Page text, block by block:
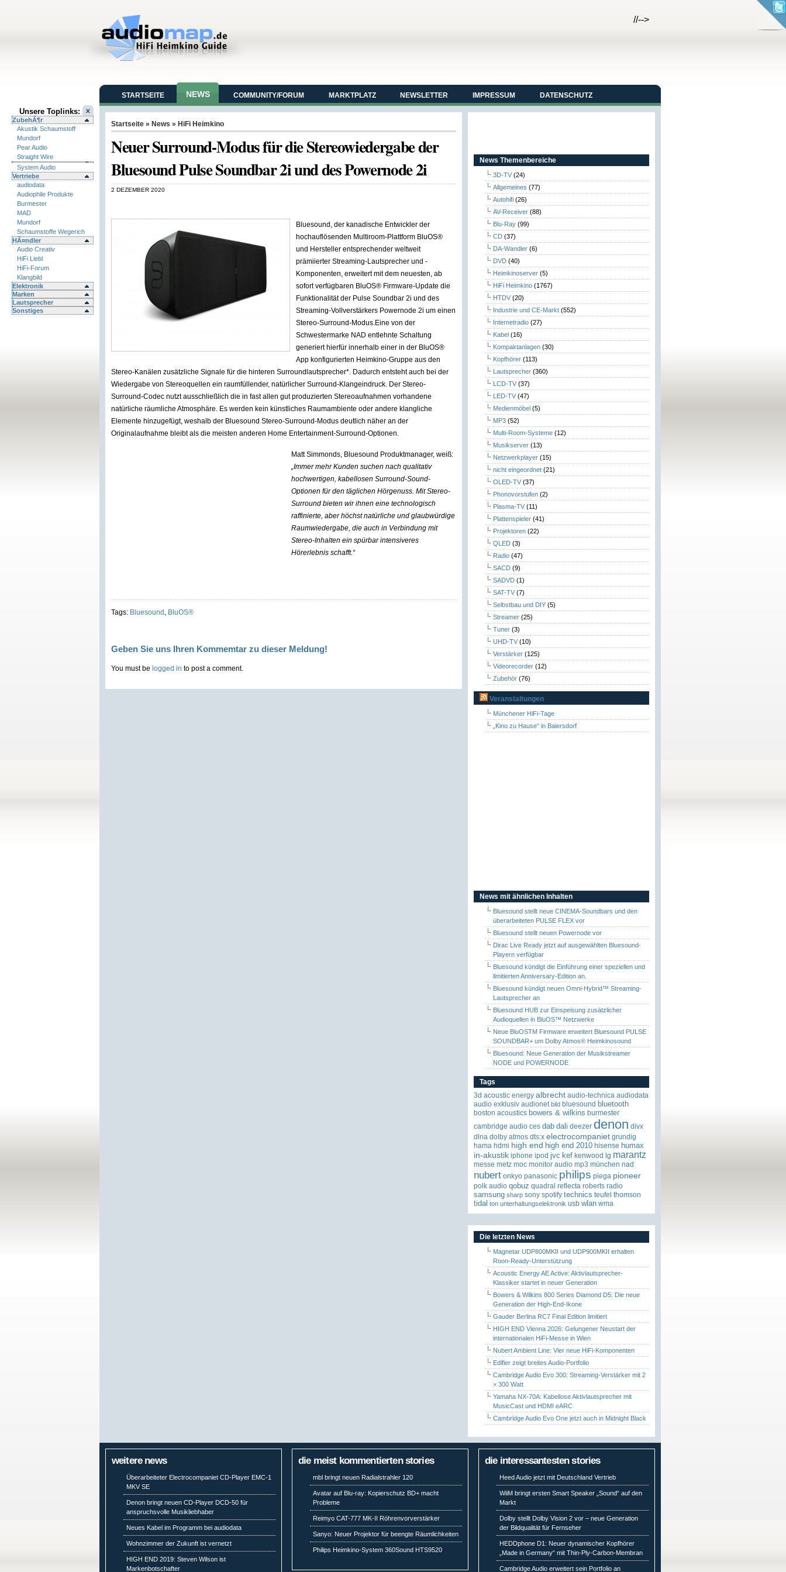
//-->
Unsere Toplinks:
ZubehÃ¶r
Akustik Schaumstoff
Mundorf
Pear Audio
Straight Wire
System Audio
Vertriebe
audiodata
Audiophile Produkte
Burmester
MAD
Mundorf
Schaumstoffe Wegerich
HÃ¤ndler
Audio Creativ
HiFi Liebl
HiFi-Forum
Klangbild
Elektronik
Marken
Lautsprecher
Sonstiges
STARTSEITE NEWS COMMUNITY/FORUM MARKTPLATZ NEWSLETTER IMPRESSUM DATENSCHUTZ
Startseite » News » HiFi Heimkino
Neuer Surround-Modus für die Stereowiedergabe der
Bluesound Pulse Soundbar 2i und des Powernode 2i
2 DEZEMBER 2020
Bluesound, der kanadische Entwickler der
hochauflösenden Multiroom-Plattform BluOS®
und Hersteller entsprechender weltweit
prämiierter Streaming-Lautsprecher und -
Komponenten, erweitert mit dem neuesten, ab
sofort verfügbaren BluOS® Firmware-Update die
Funktionalität der Pulse Soundbar 2i und des
Streaming-Vollverstärkers Powernode 2i um einen
Stereo-Surround-Modus.Eine von der
Schwestermarke NAD entlehnte Schaltung
generiert hierfür innerhalb einer in der BluOS®
App konfigurierten Heimkino-Gruppe aus den
Stereo-Kanälen zusätzliche Signale für die hinteren Surroundlautsprecher*. Dadurch entsteht auch bei der
Wiedergabe von Stereoquellen ein raumfüllender, natürlicher Surround-Klangeindruck. Der Stereo-
Surround-Codec nutzt ausschließlich die in fast allen gut produzierten Stereoaufnahmen vorhandene
natürliche räumliche Atmosphäre. Es werden kein künstliches Raumambiente oder andere klangliche
Elemente hinzugefügt, weshalb der Bluesound Stereo-Surround-Modus deutlich näher an der
Originalaufnahme bleibt als die meisten anderen Home Entertainment-Surround-Optionen.
Matt Simmonds, Bluesound Produktmanager, weiß:
„Immer mehr Kunden suchen nach qualitativ
hochwertigen, kabellosen Surround-Sound-
Optionen für den täglichen Hörgenuss. Mit Stereo-
Surround bieten wir ihnen eine technologisch
raffinierte, aber höchst natürliche und glaubwürdige
Raumwiedergabe, die auch in Verbindung mit
Stereo-Inhalten ein spürbar intensiveres
Hörerlebnis schafft.“
Tags: Bluesound BluOS®
Geben Sie uns Ihren Kommemtar zu dieser Meldung!
You must be logged in to post a comment.
News Themenbereiche
3D-TV (24)
Allgemeines (77)
Autohifi (26)
AV-Receiver (88)
Blu-Ray (99)
CD (37)
DA-Wandler (6)
DVD (40)
Heimkinoserver (5)
HiFi Heimkino (1767)
HTDV (20)
Industrie und CE-Markt (552)
Internetradio (27)
Kabel (16)
Kompaktanlagen (30)
Kopfhörer (113)
Lautsprecher (360)
LCD-TV (37)
LED-TV (47)
Medienmöbel (5)
MP3 (52)
Multi-Room-Systeme (12)
Musikserver (13)
Netzwerkplayer (15)
nicht eingeordnet (21)
OLED-TV (37)
Phonovorstufen (2)
Plasma-TV (11)
Plattenspieler (41)
Projektoren (22)
QLED (3)
Radio (47)
SACD (9)
SADVD (1)
SAT-TV (7)
Selbstbau und DIY (5)
Streamer (25)
Tuner (3)
UHD-TV (10)
Verstärker (125)
Videorecorder (12)
Zubehör (76)
Veranstaltungen
Münchener HiFi-Tage
„Kino zu Hause“ in Baiersdorf
News mit ähnlichen Inhalten
Bluesound stellt neue CINEMA-Soundbars und den
überarbeiteten PULSE FLEX vor
Bluesound stellt neuen Powernode vor
Dirac Live Ready jetzt auf ausgewählten Bluesound-
Playern verfügbar
Bluesound kündigt die Einführung einer speziellen und
limitierten Anniversary-Edition an.
Bluesound kündigt neuen Omni-Hybrid™ Streaming-
Lautsprecher an
Bluesound HUB zur Einspeisung zusätzlicher
Audioquellen in BluOS™ Netzwerke
Neue BluOSTM Firmware erweitert Bluesound PULSE
SOUNDBAR+ um Dolby Atmos® Heimkinosound
Bluesound: Neue Generation der Musikstreamer
NODE und POWERNODE
Tags
3d acoustic energy albrecht audio-technica audiodata
audio exklusiv audionet bild bluesound bluetooth
boston acoustics bowers & wilkins burmester
cambridge audio ces dab dali deezer denon divx
dlna dolby atmos dts:x electrocompaniet grundig
hama hdmi high end high end 2010 hisense humax
in-akustik iphone ipod jvc kef kenwood lg marantz
messe metz moc monitor audio mp3 münchen nad
nubert onkyo panasonic philips piega pioneer
polk audio qobuz quadral reflecta roberts radio
samsung sharp sony spotify technics teufel thomson
tidal ton unterhaltungselektronik usb wlan wma
Die letzten News
Magnetar UDP800MKII und UDP900MKII erhalten
Roon-Ready-Unterstützung
Acoustic Energy AE Active: Aktivlautsprecher-
Klassiker startet in neuer Generation
Bowers & Wilkins 800 Series Diamond D5: Die neue
Generation der High-End-Ikone
Gauder Berlina RC7 Final Edition limitiert
HIGH END Vienna 2026: Gelungener Neustart der
internationalen HiFi-Messe in Wien
Nubert Ambient Line: Vier neue HiFi-Komponenten
Edifier zeigt breites Audio-Portfolio
Cambridge Audio Evo 300: Streaming-Verstärker mit 2
× 300 Watt
Yamaha NX-70A: Kabellose Aktivlautsprecher mit
MusicCast und HDMI eARC
Cambridge Audio Evo One jetzt auch in Midnight Black
weitere news
Überarbeiteter Electrocompaniet CD-Player EMC-1
MKV SE
Denon bringt neuen CD-Player DCD-50 für
anspruchsvolle Musikliebhaber
Neues Kabel im Programm bei audiodata
Wohnzimmer der Zukunft ist vernetzt
HIGH END 2019: Steven Wilson ist
Markenbotschafter
die meist kommentierten stories
mbl bringt neuen Radialstrahler 120
Avatar auf Blu-ray: Kopierschutz BD+ macht
Probleme
Reimyo CAT-777 MK-II Röhrenvorverstärker
Sanyo: Neuer Projektor für beengte Räumlichkeiten
Philips Heimkino-System 360Sound HTS9520
die interessantesten stories
Heed Audio jetzt mit Deutschland Vertrieb
WiiM bringt ersten Smart Speaker „Sound“ auf den
Markt
Dolby stellt Dolby Vision 2 vor – neue Generation
der Bildqualität für Fernseher
HEDDphone D1: Neuer dynamischer Kopfhörer
„Made in Germany“ mit Thin-Ply-Carbon-Membran
Cambridge Audio erweitert sein Portfolio an